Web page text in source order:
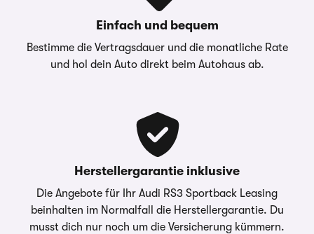
Die oben gezeigte Leasingkalkulation wird von
– Die Werte “Anzahlung”, “Laufzeit” sowie
carwow.de ist eine Vergleichsplattform und nicht
der Anbieter der Fahrzeuge. Für ein verbindliches
Angebot kontaktieren Sie bitte direkt den
aller Kund:innen erhalten den angegebenen
Effektiv- und Sollzinssatz. Bonität vorausgesetzt.
Einfach und bequem
Bestimme die Vertragsdauer und die monatliche Rate
und hol dein Auto direkt beim Autohaus ab.
Herstellergarantie inklusive
Die Angebote für Ihr Audi RS3 Sportback Leasing
beinhalten im Normalfall die Herstellergarantie. Du
musst dich nur noch um die Versicherung kümmern.